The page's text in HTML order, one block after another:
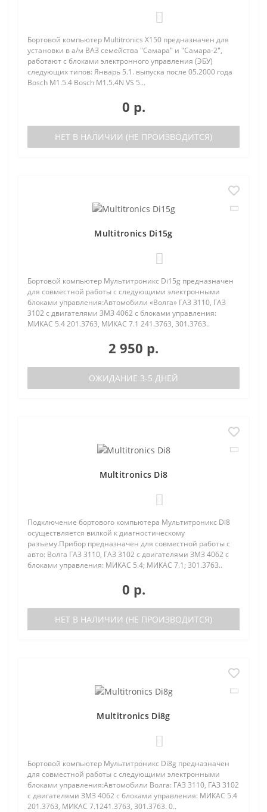
Бортовой компьютер Multitronics X150 предназначен для
установки в а/м ВАЗ семейства "Самара" и "Самара-2",
работают с блоками электронного управления (ЭБУ)
следующих типов: Январь 5.1. выпуска после 05.2000 года
Bosch M1.5.4 Bosch M1.5.4N VS 5...
0 р.
НЕТ В НАЛИЧИИ (НЕ ПРОИЗВОДИТСЯ)
Multitronics Di15g
Бортовой компьютер Мультитроникс Di15g предназначен
для совместной работы с следующими электронными
блоками управления:Автомобили «Волга» ГАЗ 3110, ГАЗ
3102 с двигателями ЗМЗ 4062 с блоками управления:
МИКАС 5.4 201.3763, МИКАС 7.1 241.3763, 301.3763..
2 950 р.
ОЖИДАНИЕ 3-5 ДНЕЙ
Multitronics Di8
Подключение бортового компьютера Мультитроникс Di8
осуществляется вилкой к диагностическому
разъему.Прибор предназначен для совместной работы с
авто: Волга ГАЗ 3110, ГАЗ 3102 с двигателями ЗМЗ 4062 с
блоками управления: МИКАС 5.4; МИКАС 7.1; 301.3763..
0 р.
НЕТ В НАЛИЧИИ (НЕ ПРОИЗВОДИТСЯ)
Multitronics Di8g
Бортовой компьютер Мультитроникс Di8g предназначен
для совместной работы с следующими электронными
блоками управления:Автомобили Волга: ГАЗ 3110, ГАЗ 3102
с двигателями ЗМЗ 4062 с блоками управления: МИКАС 5.4
201.3763, МИКАС 7.1241.3763, 301.3763. 0..